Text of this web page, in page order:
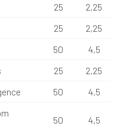
25
2,25
25
2,25
50
4,5
25
2,25
50
4,5
50 4,5